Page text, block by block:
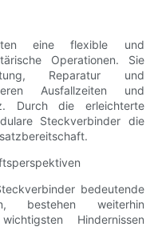
eine flexible und
Operationen. Sie
Reparatur und
Ausfallzeiten und
Durch die erleichterte
Steckverbinder die
bedeutende
bestehen weiterhin
Hindernissen